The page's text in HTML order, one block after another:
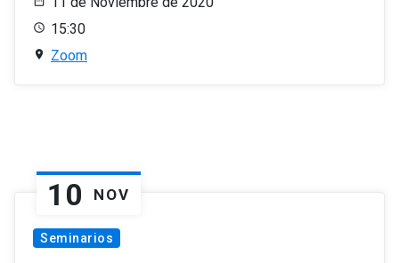
15:30
Zoom
10 NOV
Seminarios